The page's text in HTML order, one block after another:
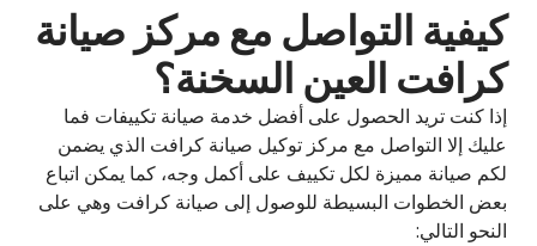
كيفية التواصل مع مركز صيانة
كرافت العين السخنة؟
إذا كنت تريد الحصول على أفضل خدمة صيانة تكييفات فما
عليك إلا التواصل مع مركز توكيل صيانة كرافت الذي يضمن
لكم صيانة مميزة لكل تكييف على أكمل وجه، كما يمكن اتباع
بعض الخطوات البسيطة للوصول إلى صيانة كرافت وهي على
النحو التالي: